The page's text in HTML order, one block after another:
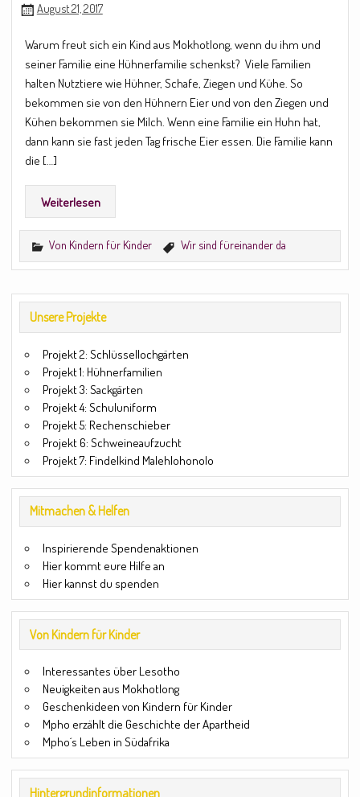
August 21, 2017
Warum freut sich ein Kind aus Mokhotlong, wenn du ihm und
seiner Familie eine Hühnerfamilie schenkst? Viele Familien
halten Nutztiere wie Hühner, Schafe, Ziegen und Kühe. So
bekommen sie von den Hühnern Eier und von den Ziegen und
Kühen bekommen sie Milch. Wenn eine Familie ein Huhn hat,
dann kann sie fast jeden Tag frische Eier essen. Die Familie kann
die […]
Weiterlesen
Von Kindern für Kinder Wir sind füreinander da
Unsere Projekte
Projekt 2: Schlüssellochgärten
Projekt 1: Hühnerfamilien
Projekt 3: Sackgärten
Projekt 4: Schuluniform
Projekt 5: Rechenschieber
Projekt 6: Schweineaufzucht
Projekt 7: Findelkind Malehlohonolo
Mitmachen & Helfen
Inspirierende Spendenaktionen
Hier kommt eure Hilfe an
Hier kannst du spenden
Von Kindern für Kinder
Interessantes über Lesotho
Neuigkeiten aus Mokhotlong
Geschenkideen von Kindern für Kinder
Mpho erzählt die Geschichte der Apartheid
Mpho´s Leben in Südafrika
Hintergrundinformationen